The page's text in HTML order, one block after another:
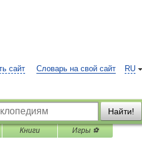
RU
сайт Словарь на свой сайт
Найти!
Книги Игры ⚽